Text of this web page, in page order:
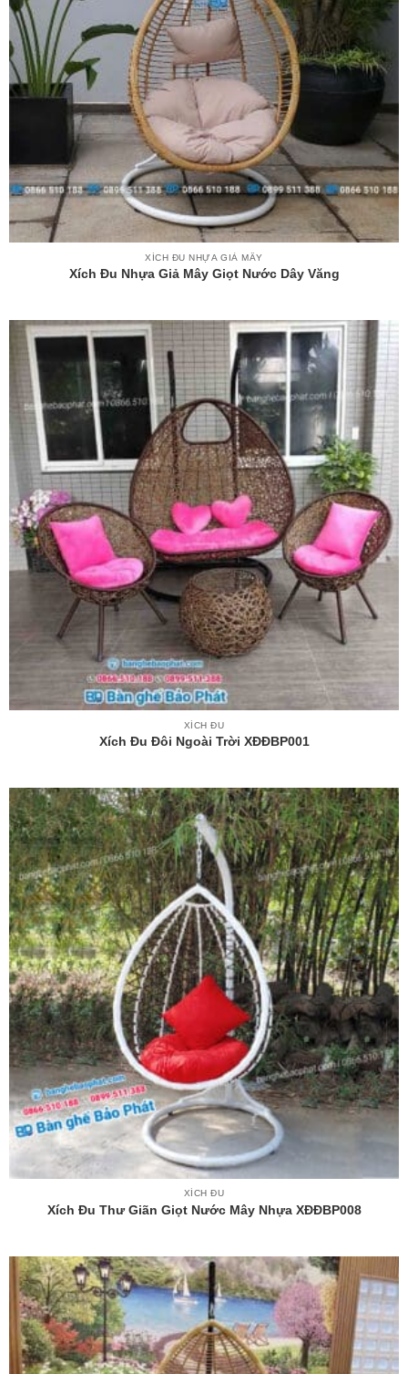
XÍCH ĐU NHỰA GIẢ MÂY
Xích Đu Nhựa Giả Mây Giọt Nước Dây Văng
XÍCH ĐU
Xích Đu Đôi Ngoài Trời XĐĐBP001
XÍCH ĐU
Xích Đu Thư Giãn Giọt Nước Mây Nhựa XĐĐBP008